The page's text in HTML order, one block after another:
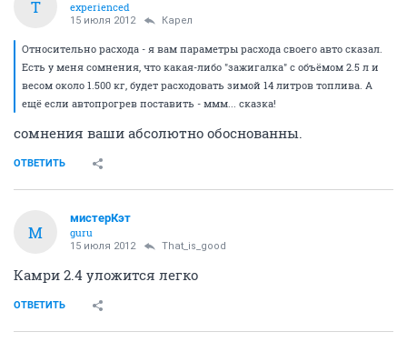
T
experienced
15 июля 2012 Карел
Относительно расхода - я вам параметры расхода своего авто сказал.
Есть у меня сомнения, что какая-либо "зажигалка" с объёмом 2.5 л и
весом около 1.500 кг, будет расходовать зимой 14 литров топлива. А
ещё если автопрогрев поставить - ммм... сказка!
сомнения ваши абсолютно обоснованны.
ОТВЕТИТЬ
М
мистерКэт
guru
15 июля 2012 That_is_good
Камри 2.4 уложится легко
ОТВЕТИТЬ